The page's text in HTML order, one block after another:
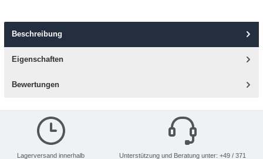
Beschreibung
Eigenschaften
Bewertungen
Lagerversand innerhalb
Unterstützung und Beratung unter: +49 / 371